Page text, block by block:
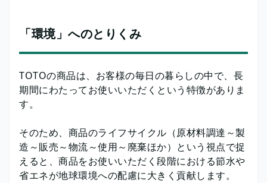
「環境」へのとりくみ
TOTOの商品は、お客様の毎日の暮らしの中で、長
期間にわたってお使いいただくという特徴がありま
す。
そのため、商品のライフサイクル（原材料調達～製
造～販売～物流～使用～廃棄ほか）という視点で捉
えると、商品をお使いいただく段階における節水や
省エネが地球環境への配慮に大きく貢献します。